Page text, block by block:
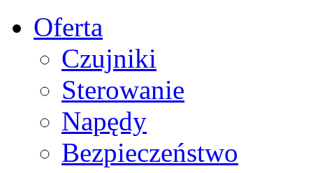
Oferta
Czujniki
Sterowanie
Napędy
Bezpieczeństwo